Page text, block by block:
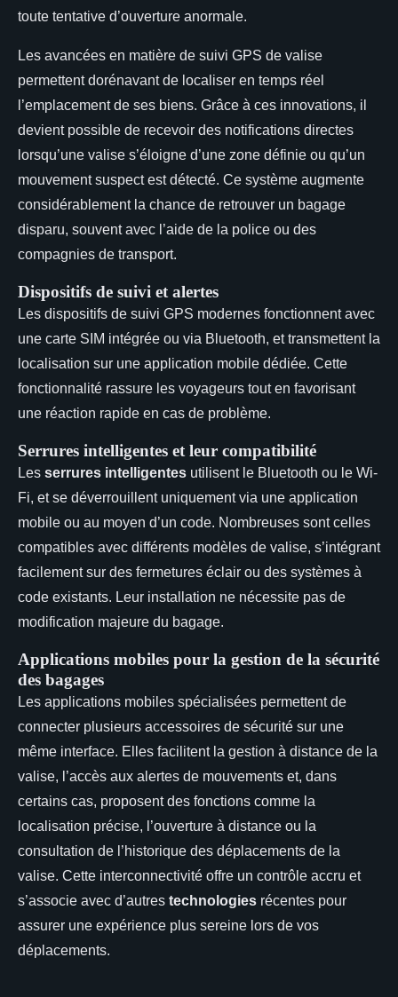
toute tentative d’ouverture anormale.
Les avancées en matière de suivi GPS de valise
permettent dorénavant de localiser en temps réel
l’emplacement de ses biens. Grâce à ces innovations, il
devient possible de recevoir des notifications directes
lorsqu’une valise s’éloigne d’une zone définie ou qu’un
mouvement suspect est détecté. Ce système augmente
considérablement la chance de retrouver un bagage
disparu, souvent avec l’aide de la police ou des
compagnies de transport.
Dispositifs de suivi et alertes
Les dispositifs de suivi GPS modernes fonctionnent avec
une carte SIM intégrée ou via Bluetooth, et transmettent la
localisation sur une application mobile dédiée. Cette
fonctionnalité rassure les voyageurs tout en favorisant
une réaction rapide en cas de problème.
Serrures intelligentes et leur compatibilité
Les serrures intelligentes utilisent le Bluetooth ou le Wi-
Fi, et se déverrouillent uniquement via une application
mobile ou au moyen d’un code. Nombreuses sont celles
compatibles avec différents modèles de valise, s’intégrant
facilement sur des fermetures éclair ou des systèmes à
code existants. Leur installation ne nécessite pas de
modification majeure du bagage.
Applications mobiles pour la gestion de la sécurité
des bagages
Les applications mobiles spécialisées permettent de
connecter plusieurs accessoires de sécurité sur une
même interface. Elles facilitent la gestion à distance de la
valise, l’accès aux alertes de mouvements et, dans
certains cas, proposent des fonctions comme la
localisation précise, l’ouverture à distance ou la
consultation de l’historique des déplacements de la
valise. Cette interconnectivité offre un contrôle accru et
s’associe avec d’autres technologies récentes pour
assurer une expérience plus sereine lors de vos
déplacements.